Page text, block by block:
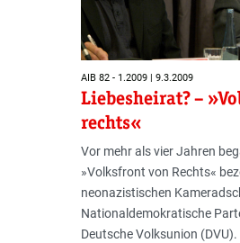
AIB 82 - 1.2009 | 9.3.2009
Liebesheirat? –
rechts«
Vor mehr als vier Jahren
»Volksfront von Rechts«
neonazistischen
Nationaldemokratische
Deutsche Volksunion (DVU).